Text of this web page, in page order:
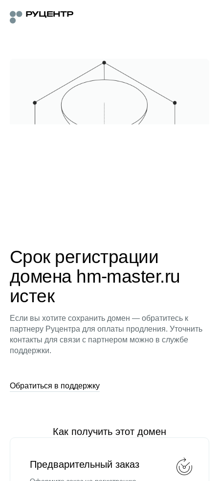
Срок регистрации
домена hm-master.ru
истек
Если вы хотите сохранить домен — обратитесь к
партнеру Руцентра для оплаты продления. Уточнить
контакты для связи с партнером можно в службе
поддержки.
Обратиться в поддержку
Как получить этот домен
Предварительный заказ